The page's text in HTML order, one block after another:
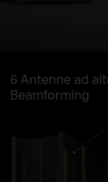
6 Antenne ad
Beamforming